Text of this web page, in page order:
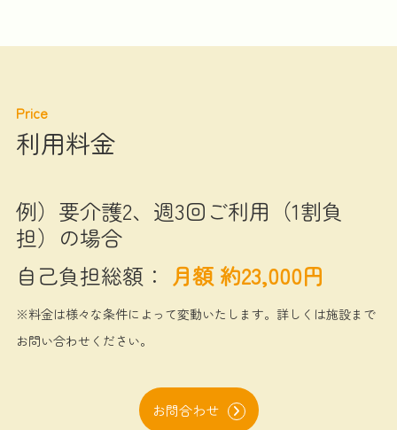
Price
利用料金
例）要介護2、週3回ご利用（1割負
担）の場合
自己負担総額： 月額 約23,000円
※料金は様々な条件によって変動いたします。詳しくは施設まで
お問い合わせください。
お問合わせ